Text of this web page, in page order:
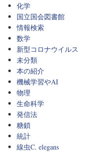
化学
国立国会図書館
情報検索
数学
新型コロナウイルス
未分類
本の紹介
機械学習やAI
物理
生命科学
発信法
糖鎖
統計
線虫C. elegans